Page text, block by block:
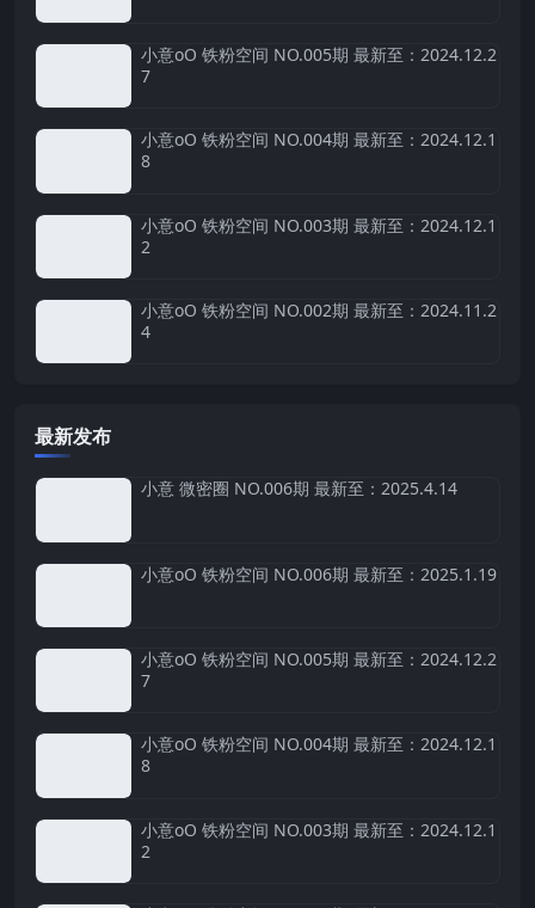
小意oO 铁粉空间 NO.005期 最新至：2024.12.2
7
小意oO 铁粉空间 NO.004期 最新至：2024.12.1
8
小意oO 铁粉空间 NO.003期 最新至：2024.12.1
2
小意oO 铁粉空间 NO.002期 最新至：2024.11.2
4
最新发布
小意 微密圈 NO.006期 最新至：2025.4.14
小意oO 铁粉空间 NO.006期 最新至：2025.1.19
小意oO 铁粉空间 NO.005期 最新至：2024.12.2
7
小意oO 铁粉空间 NO.004期 最新至：2024.12.1
8
小意oO 铁粉空间 NO.003期 最新至：2024.12.1
2